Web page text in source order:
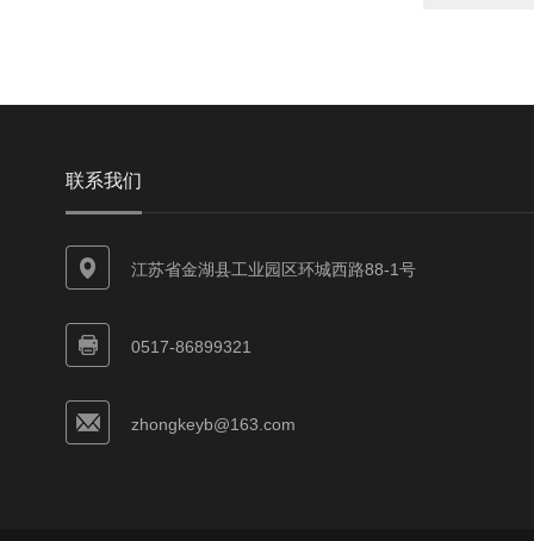
联系我们
江苏省金湖县工业园区环城西路88-1号
0517-86899321
zhongkeyb@163.com